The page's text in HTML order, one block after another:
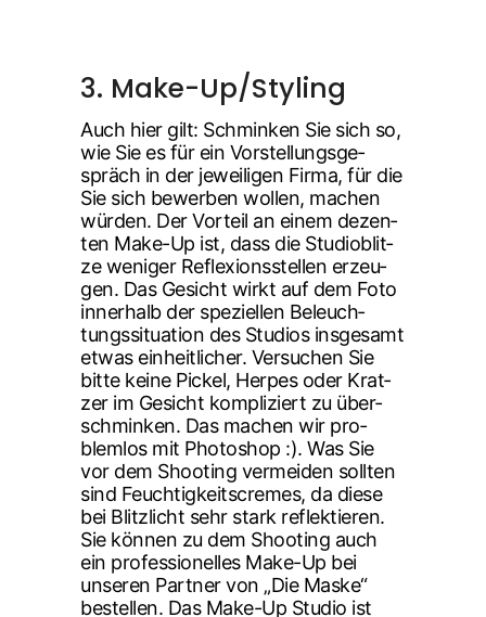
3. Make-Up/­Sty­ling
Auch hier gilt: Schmin­ken Sie sich so,
wie Sie es für ein Vor­stel­lungs­ge­
spräch in der jewei­li­gen Fir­ma, für die
Sie sich bewer­ben wol­len, machen
wür­den. Der Vor­teil an einem dezen­
ten Make-Up ist, dass die Stu­dio­blit­
ze weni­ger Refle­xi­ons­stel­len erzeu­
gen. Das Gesicht wirkt auf dem Foto
inner­halb der spe­zi­el­len Beleuch­
tungs­si­tua­ti­on des Stu­di­os ins­ge­samt
etwas ein­heit­li­cher. Ver­su­chen Sie
bit­te kei­ne Pickel, Her­pes oder Krat­
zer im Gesicht kom­pli­ziert zu über­
schmin­ken. Das machen wir pro­
blem­los mit Pho­to­shop :). Was Sie
vor dem Shoo­ting ver­mei­den soll­ten
sind Feuch­tig­keits­cremes, da die­se
bei Blitz­licht sehr stark reflek­tie­ren.
Sie kön­nen zu dem Shoo­ting auch
ein pro­fes­sio­nel­les Make-Up bei
unse­ren Part­ner von „Die Mas­ke“
bestel­len. Das Make-Up Stu­dio ist